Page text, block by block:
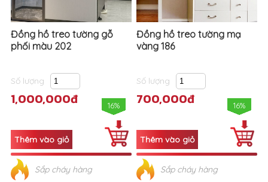
Đồng hồ treo tường gỗ
phối màu 202
Số lượng
1,000,000đ 16%
Sắp cháy hàng
Đồng hồ treo tường mạ
vàng 186
Số lượng
700,000đ 16%
Sắp cháy hàng